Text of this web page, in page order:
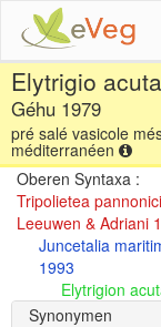
Elytrigio
Géhu 1979
pré salé vasicole
méditerranéen
Oberen Syntaxa :
Tripolietea
Leeuwen & Adriani
Juncetalia
1993
Elytrigion
Synonymen